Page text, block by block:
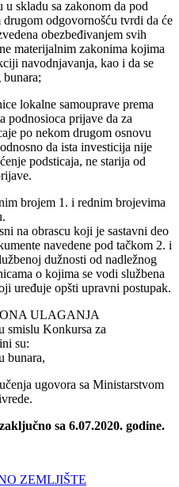
skladu sa zakonom da pod
odgovornošću tvrdi da će
obezbeđivanjem svih
materijalnim zakonima kojima
navodnjavanja, kao i da se
lokalne samouprave prema
podnosioca prijave da za
po nekom drugom osnovu
da ista investicija nije
podsticaja, ne starija od
brojem 1. i rednim brojevima
na obrascu koji je sastavni deo
navedene pod tačkom 2. i
dužnosti od nadležnog
o kojima se vodi službena
uređuje opšti upravni postupak.
ULAGANJA
smislu Konkursa za
su:
bunara,
ugovora sa Ministarstvom
sa 6.07.2020. godine.
ZEMLJIŠTE